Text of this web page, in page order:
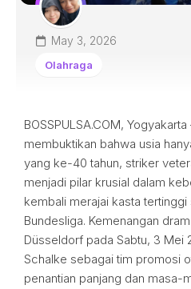
May 3, 2026
Olahraga
BOSSPULSA.COM,
membuktikan bahwa usia
yang ke-40 tahun, striker
menjadi pilar krusial dalam
kembali merajai kasta
Bundesliga. Kemenangan
Düsseldorf pada Sabtu, 3 Mei
Schalke sebagai tim promosi
penantian panjang dan masa-